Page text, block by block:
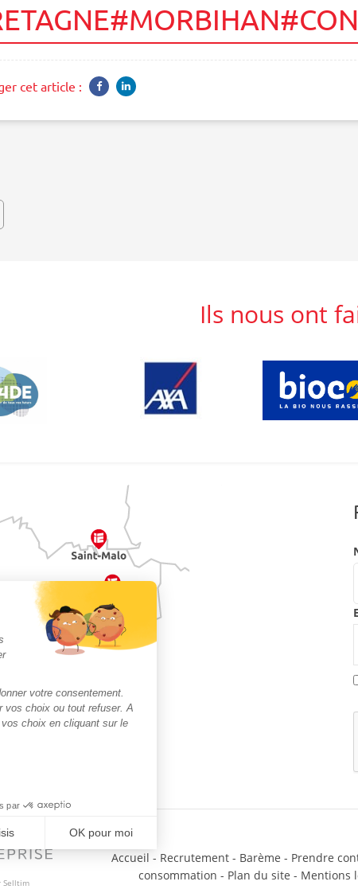
cet article :
Ils nous ont
Selltim
Accueil - Recrutement - Barème - Prendre
consommation - Plan du site - Mentions